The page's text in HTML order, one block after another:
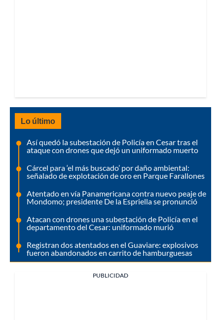
Lo último
Así quedó la subestación de Policía en Cesar tras el
ataque con drones que dejó un uniformado muerto
Cárcel para ‘el más buscado’ por daño ambiental:
señalado de explotación de oro en Parque Farallones
Atentado en vía Panamericana contra nuevo peaje de
Mondomo; presidente De la Espriella se pronunció
Atacan con drones una subestación de Policía en el
departamento del Cesar: uniformado murió
Registran dos atentados en el Guaviare: explosivos
fueron abandonados en carrito de hamburguesas
PUBLICIDAD